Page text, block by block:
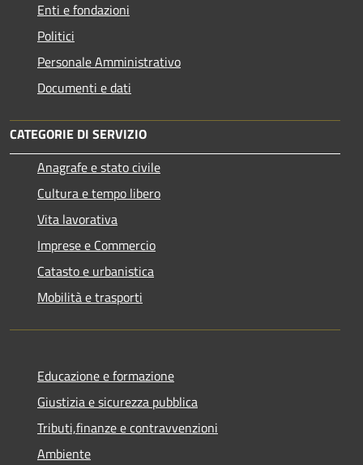
Enti e fondazioni
Politici
Personale Amministrativo
Documenti e dati
CATEGORIE DI SERVIZIO
Anagrafe e stato civile
Cultura e tempo libero
Vita lavorativa
Imprese e Commercio
Catasto e urbanistica
Mobilità e trasporti
Educazione e formazione
Giustizia e sicurezza pubblica
Tributi,finanze e contravvenzioni
Ambiente